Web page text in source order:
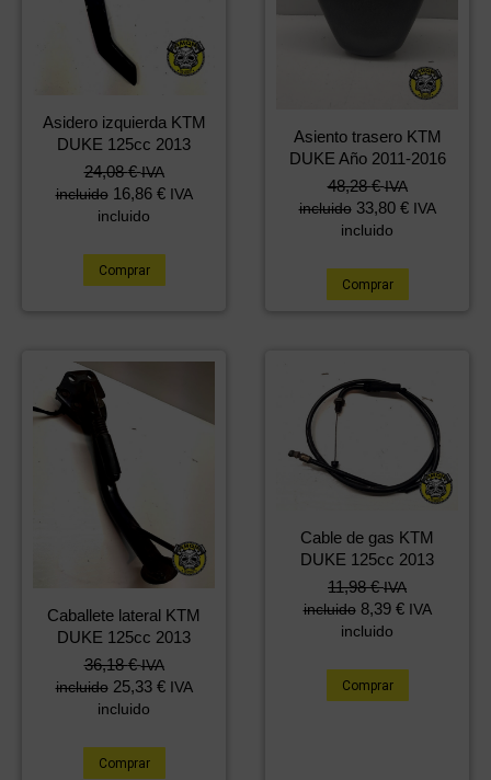
Asidero izquierda KTM
DUKE 125cc 2013
24,08€ IVA
incluido 16,86 € IVA
incluido
Comprar
Asiento trasero KTM
DUKE Año 2011-2016
48,28€ IVA
incluido 33,80 € IVA
incluido
Comprar
Caballete lateral KTM
DUKE 125cc 2013
36,18€ IVA
incluido 25,33 € IVA
incluido
Comprar
Cable de gas KTM
DUKE 125cc 2013
11,98€ IVA
incluido 8,39 € IVA
incluido
Comprar